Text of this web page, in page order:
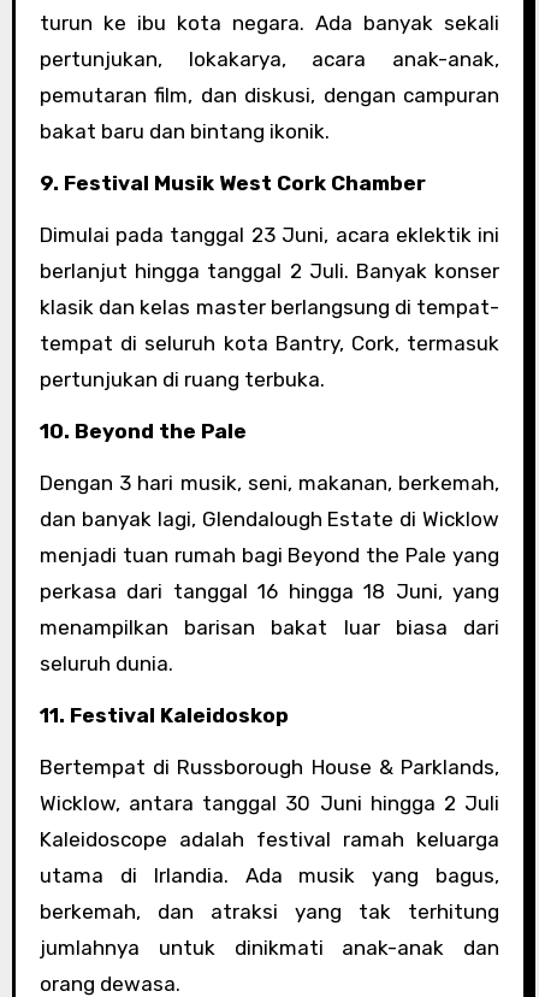
turun ke ibu kota negara. Ada banyak sekali
pertunjukan, lokakarya, acara anak-anak,
pemutaran film, dan diskusi, dengan campuran
bakat baru dan bintang ikonik.
9. Festival Musik West Cork Chamber
Dimulai pada tanggal 23 Juni, acara eklektik ini
berlanjut hingga tanggal 2 Juli. Banyak konser
klasik dan kelas master berlangsung di tempat-
tempat di seluruh kota Bantry, Cork, termasuk
pertunjukan di ruang terbuka.
10. Beyond the Pale
Dengan 3 hari musik, seni, makanan, berkemah,
dan banyak lagi, Glendalough Estate di Wicklow
menjadi tuan rumah bagi Beyond the Pale yang
perkasa dari tanggal 16 hingga 18 Juni, yang
menampilkan barisan bakat luar biasa dari
seluruh dunia.
11. Festival Kaleidoskop
Bertempat di Russborough House & Parklands,
Wicklow, antara tanggal 30 Juni hingga 2 Juli
Kaleidoscope adalah festival ramah keluarga
utama di Irlandia. Ada musik yang bagus,
berkemah, dan atraksi yang tak terhitung
jumlahnya untuk dinikmati anak-anak dan
orang dewasa.